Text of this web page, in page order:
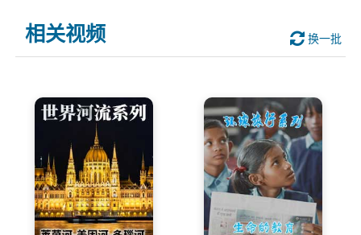
相关视频 换一批